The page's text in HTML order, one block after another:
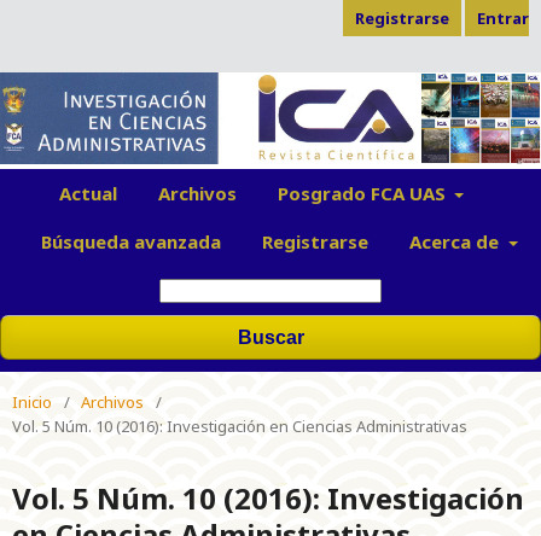
Actual Archivos
Posgrado FCA UAS
Búsqueda avanzada
Registrarse Acerca de
Buscar
Registrarse Entrar
Inicio / Archivos
/
Vol. 5 Núm. 10 (2016): Investigación en Ciencias Administrativas
Vol. 5 Núm. 10 (2016): Investigación